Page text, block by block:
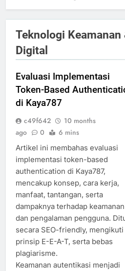
Teknologi
Digital
Evaluasi Implementasi
Token-Based
di Kaya787
c49f642
10 months
ago
0 6 mins
Artikel ini membahas evaluasi
implementasi token-based
authentication di Kaya787,
mencakup konsep, cara kerja,
manfaat, tantangan, serta
dampaknya terhadap keamanan
dan pengalaman pengguna.
secara SEO-friendly, mengikuti
prinsip E-E-A-T, serta bebas
plagiarisme.
Keamanan autentikasi menjadi